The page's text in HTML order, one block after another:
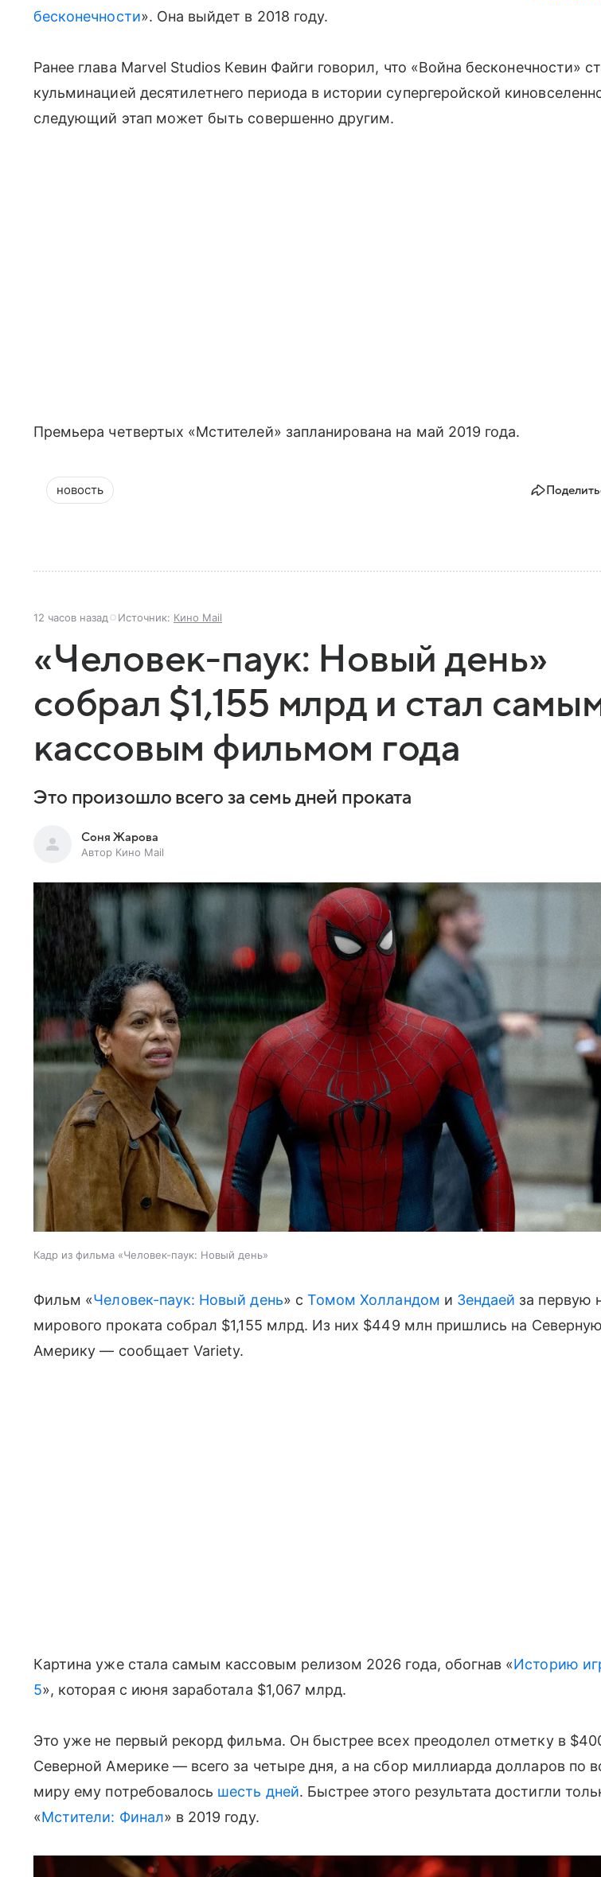
бесконечности». Она выйдет в 2018 году.
Ранее глава Marvel Studios Кевин Файги говорил, что «Война бесконечности»
кульминацией десятилетнего периода в истории супергеройской
следующий этап может быть совершенно другим.
Премьера четвертых «Мстителей» запланирована на май 2019 года.
новость
12 часов назад Источник: Кино Mail
«Человек-паук: Новый день»
собрал $1,155 млрд и стал
кассовым фильмом года
Это произошло всего за семь дней проката
Соня Жарова
Автор Кино Mail
Кадр из фильма «Человек-паук: Новый день»
Фильм «Человек-паук: Новый день» с Томом Холландом и Зендаей за первую
мирового проката собрал $1,155 млрд. Из них $449 млн пришлись на Северную
Америку — сообщает Variety.
Картина уже стала самым кассовым релизом 2026 года, обогнав «Историю
5», которая с июня заработала $1,067 млрд.
Это уже не первый рекорд фильма. Он быстрее всех преодолел отметку в
Северной Америке — всего за четыре дня, а на сбор миллиарда долларов по
миру ему потребовалось шесть дней. Быстрее этого результата достигли
«Мстители: Финал» в 2019 году.